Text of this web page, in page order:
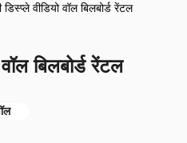
वीडियो वॉल बिलबोर्ड रेंटल
बिलबोर्ड रेंटल